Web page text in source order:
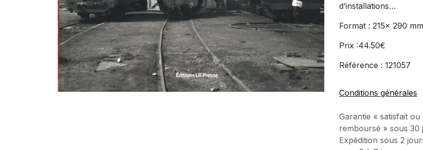
d’installations…
Format : 215x 290
Prix :44.50€
Référence : 121057
Conditions générales
Garantie « satisfait ou
remboursé » sous 30
Expédition sous 2